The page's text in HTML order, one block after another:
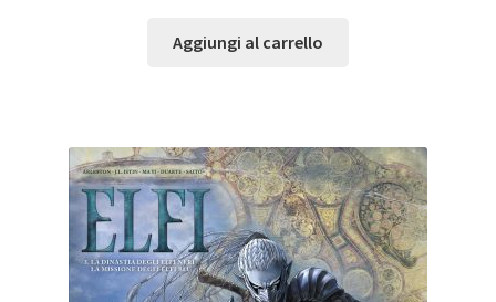
Aggiungi al carrello